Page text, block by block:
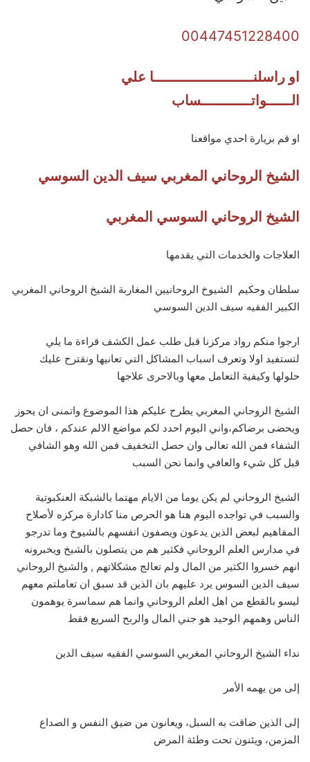
00447451228400
او راسلنــــــــــــــــــــــــا علي
الــــــواتــــــــــــساب
او قم بزيارة احدي مواقعنا
الشيخ الروحاني المغربي سيف الدين السوسي
الشيخ الروحاني السوسي المغربي
العلاجات والخدمات التي يقدمها
سلطان وحكيم الشيوخ الروحانيين المغاربة الشيخ الروحاني المغربي
الكبير الفقيه سيف الدين السوسي
ارجوا منكم رواد مركزنا قبل طلب عمل الكشف قراءة ما يلي
لتستفيد اولا وتعرف اسباب المشاكل التي تعانيها ونقترح عليك
حلولها وكيفية التعامل معها وبالاحرى علاجها
الشيخ الروحاني المغربي يطرح عليكم هذا الموضوع واتمنى ان يحوز
ويحضى برضاكم،واني اليوم احدد لكم مواضع الالم عندكم ، فان حصل
الشفاء فمن الله تعالى وان حصل التخفيف فمن الله وهو الشافي
قبل كل شيء والعافي وانما نحن السبب
الشيخ الروحاني لم يكن يوما من الايام مهتما بالشبكة العنكبوتية
والسبب في تواجده اليوم هنا هو الحرص منا كادارة مركزه لأصلاح
المفاهيم لبعض الذين يدعون ويصفون انفسهم بالشيوخ وما تدرجو
في مدارس العلم الروحاني فكثير هم من يتصلون بالشيخ ويخبرونه
انهم خسروا الكثير من المال ولم تعالج مشكلاتهم , والشيخ الروحاني
سيف الدين السوس يرد عليهم بان الذين قد سبق ان تعاملتم معهم
ليسو بالقطع من اهل العلم الروحاني وانما هم سماسرة يوهمون
الناس وهمهم الوحيد هو جني المال والربح السريع فقط
نداء الشيخ الروحاني المغربي السوسي الفقيه سيف الدين
إلى من يهمه الأمر
إلى الذين ضاقت به السبل، ويعانون من ضيق النفس و الصداع
المزمن، ويئنون تحت وطئة المرض